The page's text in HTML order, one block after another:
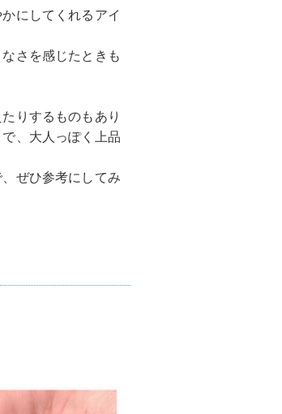
にしてくれるアイ
さを感じたときも
りするものもあり
、大人っぽく上品
ぜひ参考にしてみ